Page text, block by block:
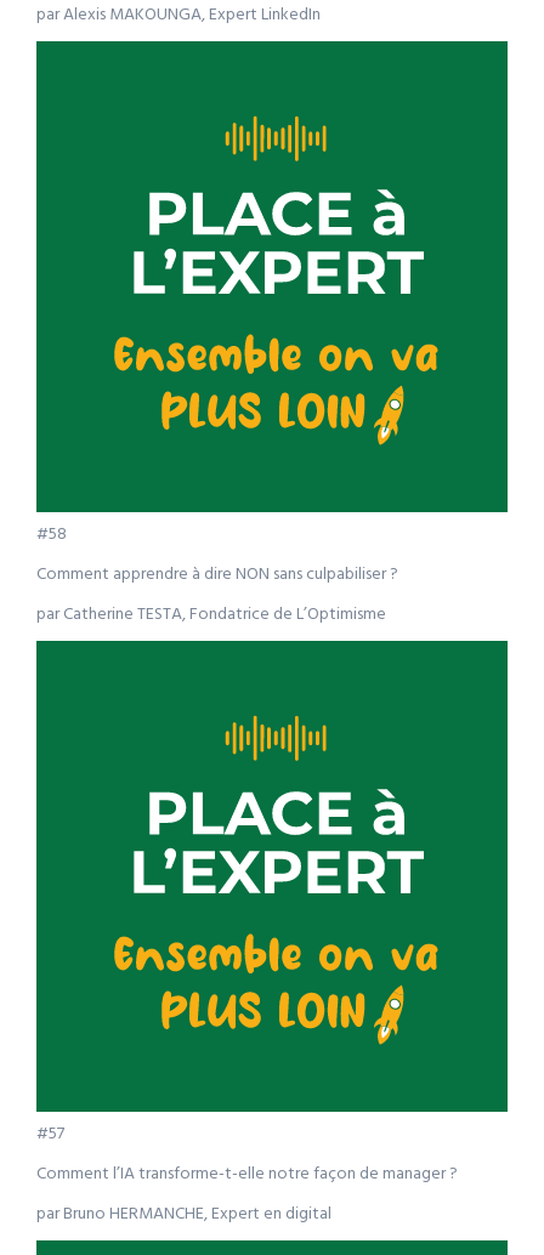
par Alexis MAKOUNGA, Expert LinkedIn
#58
Comment apprendre à dire NON sans culpabiliser ?
par Catherine TESTA, Fondatrice de L’Optimisme
#57
Comment l’IA transforme-t-elle notre façon de manager ?
par Bruno HERMANCHE, Expert en digital